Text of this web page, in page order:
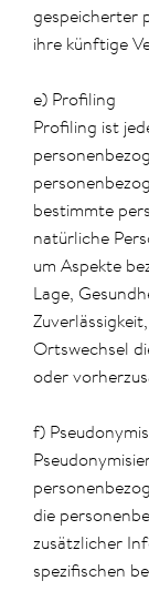
gespeicherter
ihre künftige
e) Profiling
Profiling ist
bestimmte
natürliche
um Aspekte
Lage,
Ortswechsel
oder
f)
die
zusätzlicher
spezifischen